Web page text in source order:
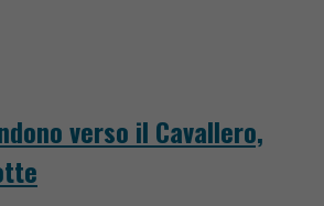
verso il Cavallero,